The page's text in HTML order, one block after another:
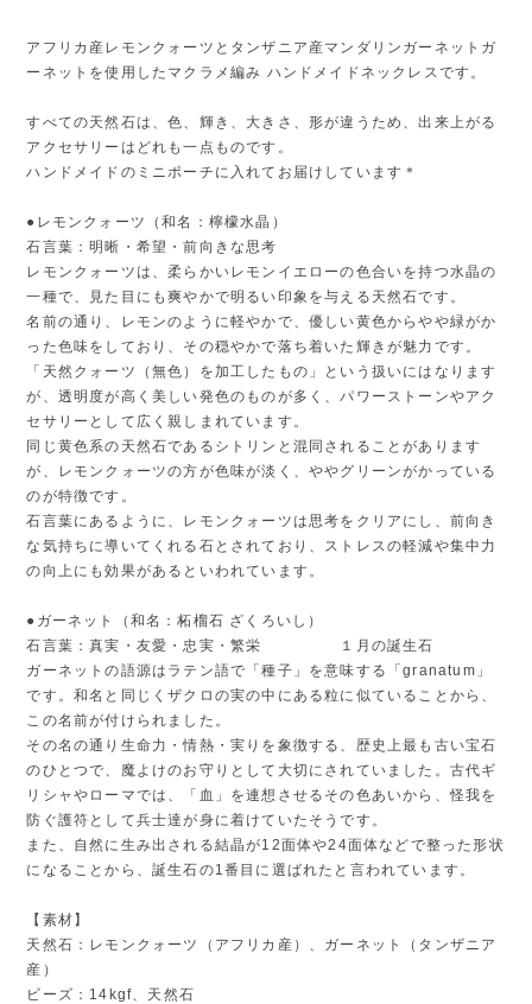
アフリカ産レモンクォーツとタンザニア産マンダリンガーネットガ
ーネットを使用したマクラメ編み ハンドメイドネックレスです。
すべての天然石は、色、輝き、大きさ、形が違うため、出来上がる
アクセサリーはどれも一点ものです。
ハンドメイドのミニポーチに入れてお届けしています＊
●レモンクォーツ（和名：檸檬水晶）
石言葉：明晰・希望・前向きな思考
レモンクォーツは、柔らかいレモンイエローの色合いを持つ水晶の
一種で、見た目にも爽やかで明るい印象を与える天然石です。
名前の通り、レモンのように軽やかで、優しい黄色からやや緑がか
った色味をしており、その穏やかで落ち着いた輝きが魅力です。
「天然クォーツ（無色）を加工したもの」という扱いにはなります
が、透明度が高く美しい発色のものが多く、パワーストーンやアク
セサリーとして広く親しまれています。
同じ黄色系の天然石であるシトリンと混同されることがあります
が、レモンクォーツの方が色味が淡く、ややグリーンがかっている
のが特徴です。
石言葉にあるように、レモンクォーツは思考をクリアにし、前向き
な気持ちに導いてくれる石とされており、ストレスの軽減や集中力
の向上にも効果があるといわれています。
●ガーネット（和名：柘榴石 ざくろいし）
石言葉：真実・友愛・忠実・繁栄 １月の誕生石
ガーネットの語源はラテン語で「種子」を意味する「granatum」
です。和名と同じくザクロの実の中にある粒に似ていることから、
この名前が付けられました。
その名の通り生命力・情熱・実りを象徴する、歴史上最も古い宝石
のひとつで、魔よけのお守りとして大切にされていました。古代ギ
リシャやローマでは、「血」を連想させるその色あいから、怪我を
防ぐ護符として兵士達が身に着けていたそうです。
また、自然に生み出される結晶が12面体や24面体などで整った形状
になることから、誕生石の1番目に選ばれたと言われています。
【素材】
天然石：レモンクォーツ（アフリカ産）、ガーネット（タンザニア
産）
ビーズ：14kgf、天然石